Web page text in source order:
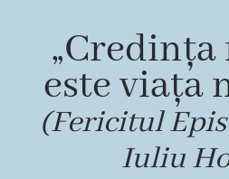
este viața
(Fericitul
Iuliu